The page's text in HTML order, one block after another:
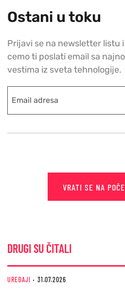
Ostani u toku
Prijavi se na newsletter listu
cemo ti poslati email sa
vestima iz sveta tehnologije.
VRATI SE NA
DRUGI SU ČITALI
UREĐAJI 31.07.2026